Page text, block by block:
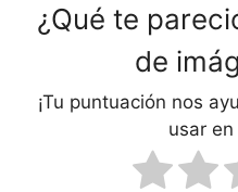
¿Qué te
de
¡Tu puntuación nos
usar